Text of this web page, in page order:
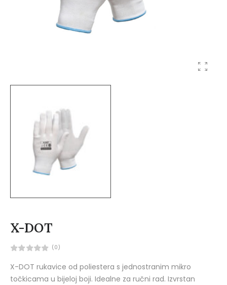
X-DOT
(0)
X-DOT rukavice od poliestera s jednostranim mikro
točkicama u bijeloj boji. Idealne za ručni rad. Izvrstan